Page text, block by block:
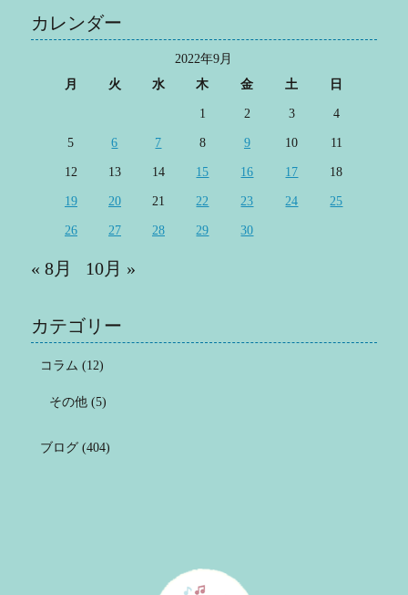
カレンダー
2022年9月
月
火 水 木 金 土 日
1 2 3 4
5 6 7 8 9 10 11
12 13 14 15 16 17 18
19 20 21 22 23 24 25
26 27 28 29 30
« 8月 10月 »
カテゴリー
コラム (12)
その他(5)
ブログ(404)